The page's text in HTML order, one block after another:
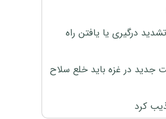
درگیری یا یافتن راه
در غزه باید خلع سلاح
کرد